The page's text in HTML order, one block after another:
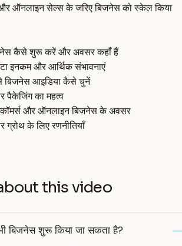
ऑनलाइन सेल्स के जरिए बिजनेस को स्केल किया
कैसे शुरू करें और अवसर कहाँ हैं
इनकम और आर्थिक संभावनाएं
आइडिया कैसे चुनें
पैकेजिंग का महत्व
और ऑनलाइन बिजनेस के अवसर
ग्रोथ के लिए रणनीतियाँ
this video
बिजनेस शुरू किया जा सकता है?